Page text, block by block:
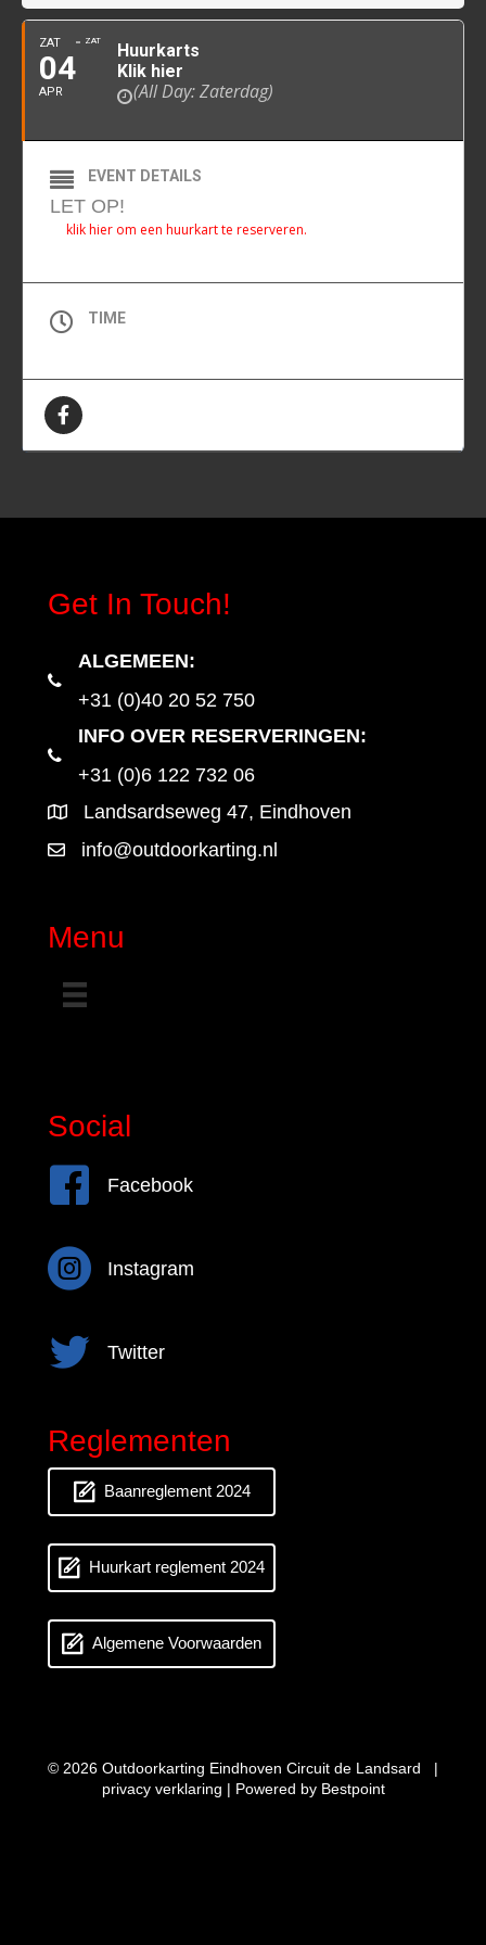
ZAT
04
APR
ZAT
Huurkarts
Klik hier
(All Day: Zaterdag)
EVENT DETAILS
LET OP!
klik hier om een huurkart te reserveren.
TIME
Get In Touch!
ALGEMEEN:
+31 (0)40 20 52 750
INFO OVER RESERVERINGEN:
+31 (0)6 122 732 06
Landsardseweg 47, Eindhoven
info@outdoorkarting.nl
Menu
Social
FacebookFacebook
InstagramInstagram
Twitter Twitter
Reglementen
Baanreglement 2024
Huurkart reglement 2024
Algemene Voorwaarden
© 2026 Outdoorkarting Eindhoven Circuit de Landsard |
privacy verklaring | Powered by Bestpoint